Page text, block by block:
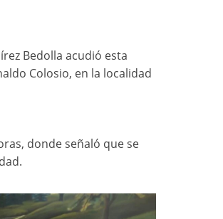
Bedolla acudió esta
Colosio, en la localidad
donde señaló que se